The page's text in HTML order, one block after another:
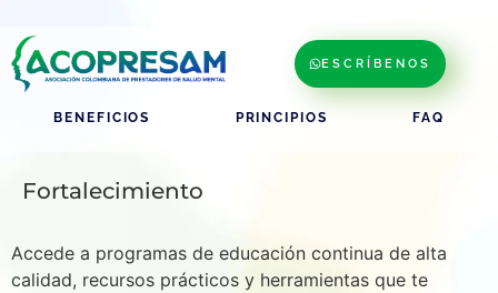
BENEFICIOS PRINCIPIOS FAQ
ESCRÍBENOS
Fortalecimiento
Accede a programas de educación continua de alta
calidad, recursos prácticos y herramientas que te